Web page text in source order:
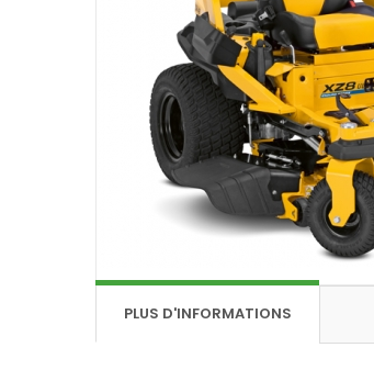
PLUS D'INFORMATIONS